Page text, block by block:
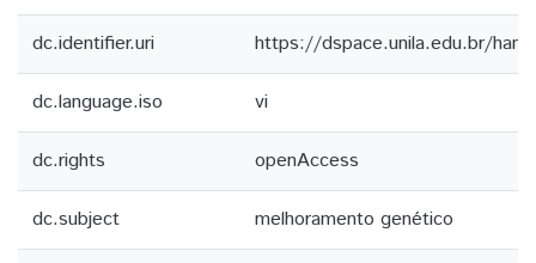
dc.identifier.uri https://dspace.unila.edu.br/
dc.language.iso vi
dc.rights openAccess
dc.subject melhoramento genético